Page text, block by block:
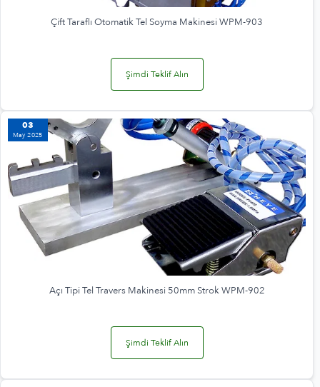
Çift Taraflı Otomatik Tel Soyma Makinesi WPM-903
Şimdi Teklif Alın
03
May 2025
Açı Tipi Tel Travers Makinesi 50mm Strok WPM-902
Şimdi Teklif Alın